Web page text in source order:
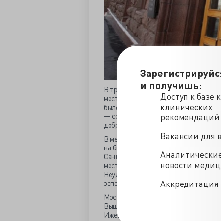
и получишь:
Доступ к базе
клинических
рекомендаций
Вакансии для
новости
Аккредитация
В тройке лидеров – МГИМО, НИУ
места со средним баллом ЕГЭ 100
было. Более двухсот человек
— сокрушался
ректор МГИМО
добровольцев на факультет,
В медицинских университетах
на бюджетное «лечебное дело» и
Санкт-Петербургские, средний
место в Мечниковском - 79, в
Неудивительно, что Петербург
западе не густо с медвузами.
Москва не была в отстающих, в
Выше 70 баллов требовалось на
Ижевска, Иваново и Рязани, Уфы и